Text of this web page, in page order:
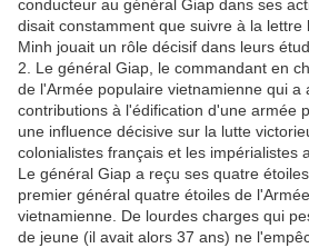
conducteur au général Giap dans ses
disait constamment que suivre à la lettre
Minh jouait un rôle décisif dans leurs
2. Le général Giap, le commandant en
de l'Armée populaire vietnamienne qui a
contributions à l'édification d'une armée
une influence décisive sur la lutte
colonialistes français et les impérialistes
Le général Giap a reçu ses quatre
premier général quatre étoiles de
vietnamienne. De lourdes charges qui
de jeune (il avait alors 37 ans) ne